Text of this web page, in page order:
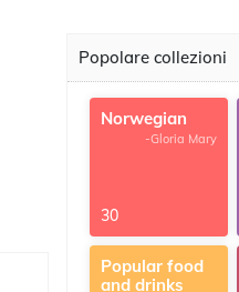
Popolare collezioni
Norwegian
-Gloria Mary
30
Popular food
and drinks